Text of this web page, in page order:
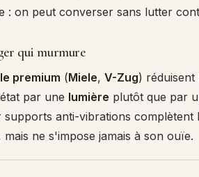
: on peut converser sans lutter
qui murmure
premium (Miele,V-Zug)
par une lumière plutôt que par
supports anti-vibrations complètent
ne s'impose jamais à son ouïe.